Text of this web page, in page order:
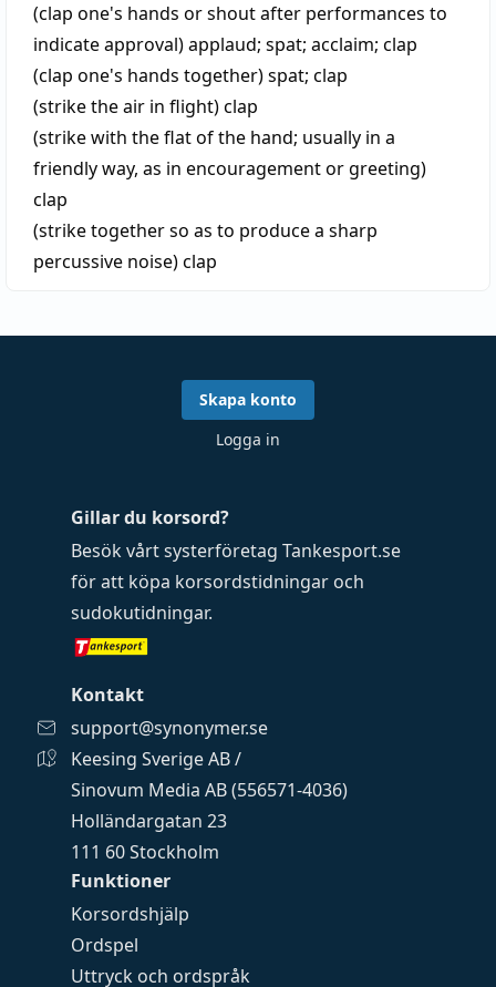
(clap one's hands or shout after performances to
indicate approval)applaud; spat; acclaim; clap
(clap one's hands together)spat; clap
(strike the air in flight)clap
(strike with the flat of the hand; usually in a
friendly way, as in encouragement or greeting)
clap
(strike together so as to produce a sharp
percussive noise)clap
Funktioner
Korsordshjälp
Ordspel
Uttryck och ordspråk
Gillar du korsord?
Besök vårt systerföretag Tankesport.se
för att köpa korsordstidningar och
sudokutidningar.
Kontakt
support@synonymer.se
Keesing Sverige AB /
Sinovum Media AB (556571-4036)
Holländargatan 23
111 60 Stockholm
Skapa konto
Logga in